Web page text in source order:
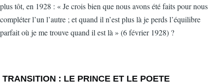
plus tôt, en 1928 : « Je crois bien que nous avons été faits pour nous
compléter l’un l’autre ; et quand il n’est plus là je perds l’équilibre
parfait où je me trouve quand il est là » (6 février 1928) ?
TRANSITION : LE PRINCE ET LE POETE